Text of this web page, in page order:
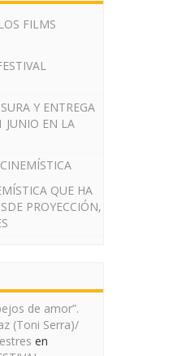
FILMS
Y ENTREGA
JUNIO EN LA
QUE HA
PROYECCIÓN,
de amor”.
(Toni Serra)/
en